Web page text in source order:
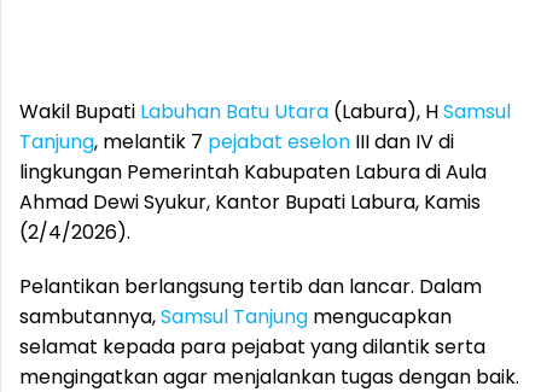
Wakil Bupati Labuhan Batu Utara (Labura), HSamsul
Tanjung, melantik 7 pejabat eselon III dan IV di
lingkungan Pemerintah Kabupaten Labura di Aula
Ahmad Dewi Syukur, Kantor Bupati Labura, Kamis
(2/4/2026).
Pelantikan berlangsung tertib dan lancar. Dalam
sambutannya,Samsul Tanjung mengucapkan
selamat kepada para pejabat yang dilantik serta
mengingatkan agar menjalankan tugas dengan baik.